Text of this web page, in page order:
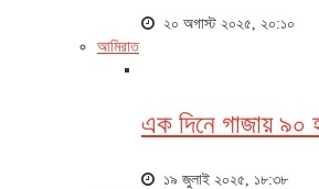
২০ অগাস্ট ২০২৫, ২০:১০
আমিরাত
এক দিনে গাজায় ৯০
১৯ জুলাই ২০২৫, ১৮:৩৮